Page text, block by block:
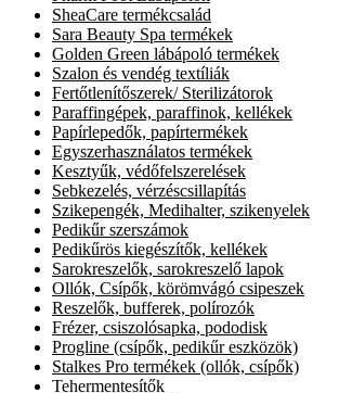
SheaCare termékcsalád
Sara Beauty Spa termékek
Golden Green lábápoló termékek
Szalon és vendég textíliák
Fertőtlenítőszerek/ Sterilizátorok
Paraffingépek, paraffinok, kellékek
Papírlepedők, papírtermékek
Egyszerhasználatos termékek
Kesztyűk, védőfelszerelések
Sebkezelés, vérzéscsillapítás
Szikepengék, Medihalter, szikenyelek
Pedikűr szerszámok
Pedikűrös kiegészítők, kellékek
Sarokreszelők, sarokreszelő lapok
Ollók, Csípők, körömvágó csipeszek
Reszelők, bufferek, polírozók
Frézer, csiszolósapka, pododisk
Progline (csípők, pedikűr eszközök)
Stalkes Pro termékek (ollók, csípők)
Tehermentesítők